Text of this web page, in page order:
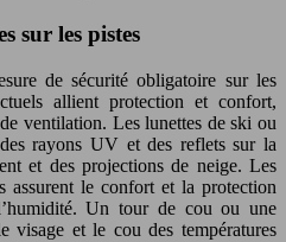
sur les pistes
de sécurité obligatoire sur les
allient protection et confort,
ventilation. Les lunettes de ski ou
rayons UV et des reflets sur la
et des projections de neige. Les
assurent le confort et la protection
Un tour de cou ou une
visage et le cou des températures